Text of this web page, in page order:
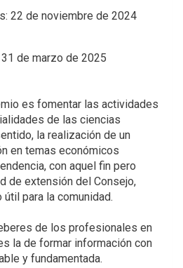
22 de noviembre de 2024
de marzo de 2025
es fomentar las actividades
de las ciencias
la realización de un
en temas económicos
con aquel fin pero
de extensión del Consejo,
para la comunidad.
de los profesionales en
la de formar información con
y fundamentada.